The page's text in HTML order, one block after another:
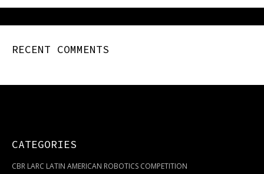
RECENT COMMENTS
CATEGORIES
CBR LARC LATIN AMERICAN ROBOTICS COMPETITION